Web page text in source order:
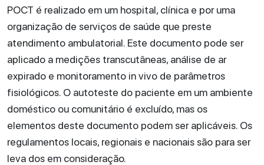
POCT é realizado em um hospital, clínica e por uma
organização de serviços de saúde que preste
atendimento ambulatorial. Este documento pode ser
aplicado a medições transcutâneas, análise de ar
expirado e monitoramento in vivo de parâmetros
fisiológicos. O autoteste do paciente em um ambiente
doméstico ou comunitário é excluído, mas os
elementos deste documento podem ser aplicáveis. Os
regulamentos locais, regionais e nacionais são para ser
leva dos em consideração.